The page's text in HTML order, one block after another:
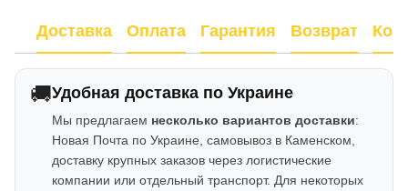
Доставка Оплата Гарантия Возврат
🚚Удобная доставка по Украине
Мы предлагаем несколько вариантов доставки:
Новая Почта по Украине, самовывоз в Каменском,
доставку крупных заказов через логистические
компании или отдельный транспорт. Для некоторых